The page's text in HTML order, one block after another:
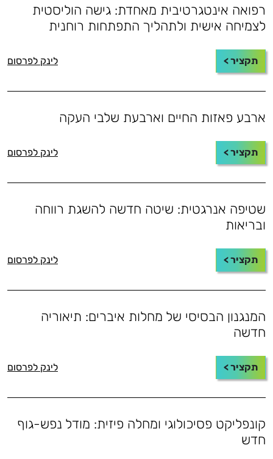
רפואה אינטגרטיבית מאחדת: גישה הוליסטית
לצמיחה אישית ולתהליך התפתחות רוחנית
תקציר > לינק לפרסום
ארבע פאזות החיים וארבעת שלבי העקה
תקציר > לינק לפרסום
שטיפה אנרגטית: שיטה חדשה להשגת רווחה
ובריאות
תקציר > לינק לפרסום
המנגנון הבסיסי של מחלות איברים: תיאוריה
חדשה
תקציר > לינק לפרסום
קונפליקט פסיכולוגי ומחלה פיזית: מודל נפש-גוף
חדש